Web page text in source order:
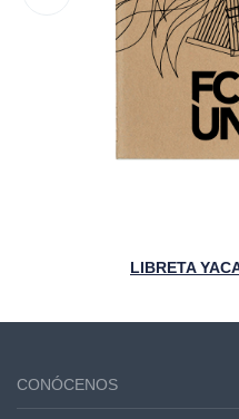
LIBRETA
CONÓCENOS